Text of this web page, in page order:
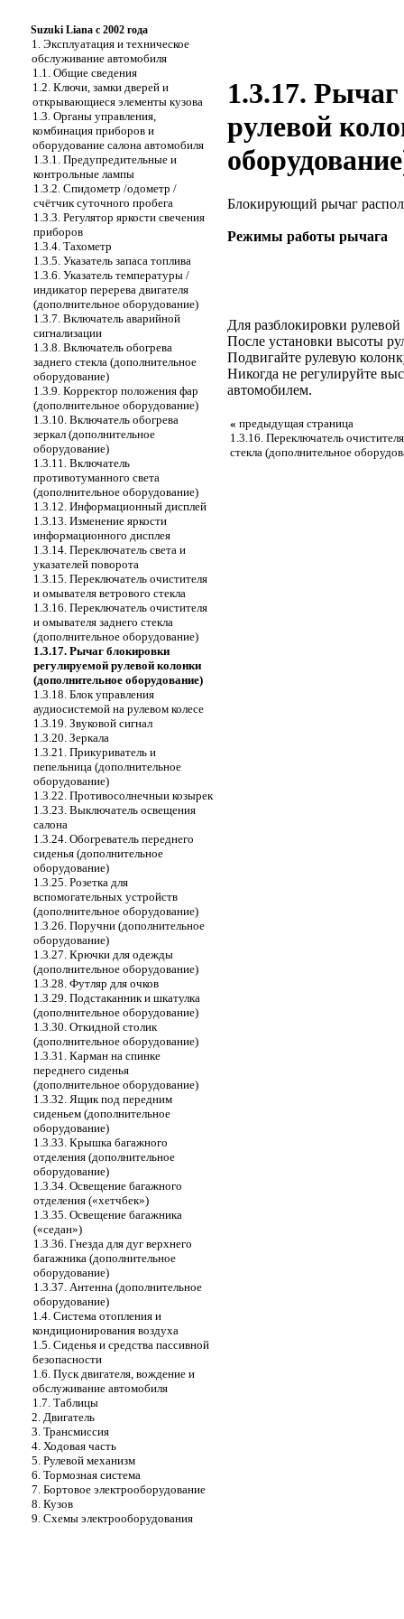
Suzuki Liana с 2002 года
1. Эксплуатация и техническое
обслуживание автомобиля
1.1. Общие сведения
1.2. Ключи, замки дверей и
открывающиеся элементы кузова
1.3. Органы управления,
комбинация приборов и
оборудование салона автомобиля
1.3.1. Предупредительные и
контрольные лампы
1.3.2. Спидометр /одометр /
счётчик суточного пробега
1.3.3. Регулятор яркости свечения
приборов
1.3.4. Тахометр
1.3.5. Указатель запаса топлива
1.3.6. Указатель температуры /
индикатор перерева двигателя
(дополнительное оборудование)
1.3.7. Включатель аварийной
сигнализации
1.3.8. Включатель обогрева
заднего стекла (дополнительное
оборудование)
1.3.9. Корректор положения фар
(дополнительное оборудование)
1.3.10. Включатель обогрева
зеркал (дополнительное
оборудование)
1.3.11. Включатель
противотуманного света
(дополнительное оборудование)
1.3.12. Информационный дисплей
1.3.13. Изменение яркости
информационного дисплея
1.3.14. Переключатель света и
указателей поворота
1.3.15. Переключатель очистителя
и омывателя ветрового стекла
1.3.16. Переключатель очистителя
и омывателя заднего стекла
(дополнительное оборудование)
1.3.17. Рычаг блокировки
регулируемой рулевой колонки
(дополнительное оборудование)
1.3.18. Блок управления
аудиосистемой на рулевом колесе
1.3.19. Звуковой сигнал
1.3.20. Зеркала
1.3.21. Прикуриватель и
пепельница (дополнительное
оборудование)
1.3.22. Противосолнечныи козырек
1.3.23. Выключатель освещения
салона
1.3.24. Обогреватель переднего
сиденья (дополнительное
оборудование)
1.3.25. Розетка для
вспомогательных устройств
(дополнительное оборудование)
1.3.26. Поручни (дополнительное
оборудование)
1.3.27. Крючки для одежды
(дополнительное оборудование)
1.3.28. Футляр для очков
1.3.29. Подстаканник и шкатулка
(дополнительное оборудование)
1.3.30. Откидной столик
(дополнительное оборудование)
1.3.31. Карман на спинке
переднего сиденья
(дополнительное оборудование)
1.3.32. Ящик под передним
сиденьем (дополнительное
оборудование)
1.3.33. Крышка багажного
отделения (дополнительное
оборудование)
1.3.34. Освещение багажного
отделения («хетчбек»)
1.3.35. Освещение багажника
(«седан»)
1.3.36. Гнезда для дуг верхнего
багажника (дополнительное
оборудование)
1.3.37. Антенна (дополнительное
оборудование)
1.4. Система отопления и
кондиционирования воздуха
1.5. Сиденья и средства пассивной
безопасности
1.6. Пуск двигателя, вождение и
обслуживание автомобиля
1.7. Таблицы
2. Двигатель
3. Трансмиссия
4. Ходовая часть
5. Рулевой механизм
6. Тормозная система
7. Бортовое электрооборудование
8. Кузов
9. Схемы электрооборудования
1.3.17.
рулевой
Блокирующий рычаг
Режимы работы рычага
Для разблокировки
После установки высоты
Подвигайте рулевую
Никогда не регулируйте
автомобилем.
« предыдущая страница
1.3.16. Переключатель
стекла (дополнительное